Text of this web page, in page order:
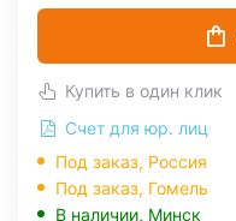
Купить в один клик
Счет для юр. лиц
Под заказ, Россия
Под заказ, Гомель
В наличии, Минск